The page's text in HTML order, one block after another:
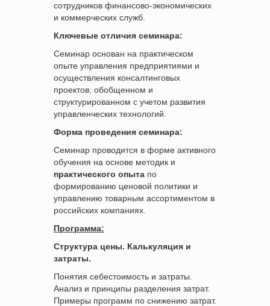
сотрудников финансово-экономических
и коммерческих служб.
Ключевые отличия семинара:
Семинар основан на практическом
опыте управления предприятиями и
осуществления консалтинговых
проектов, обобщенном и
структурированном с учетом развития
управленческих технологий.
Форма проведения семинара:
Семинар проводится в форме активного
обучения на основе методик и
практического опыта по
формированию ценовой политики и
управлению товарным ассортиментом в
российских компаниях.
Программа:
Структура цены. Калькуляция и
затраты.
Понятия себестоимость и затраты.
Анализ и принципы разделения затрат.
Примеры программ по снижению затрат.